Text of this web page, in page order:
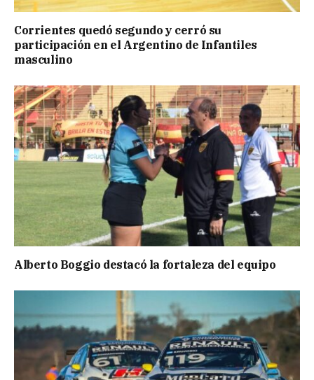
Corrientes quedó segundo y cerró su
participación en el Argentino de Infantiles
masculino
Alberto Boggio destacó la fortaleza del equipo